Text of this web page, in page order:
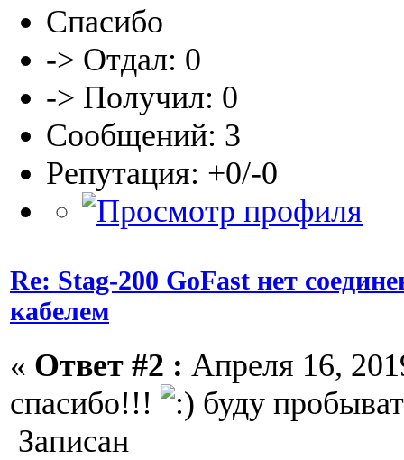
Спасибо
-> Отдал: 0
-> Получил: 0
Сообщений: 3
Репутация: +0/-0
Re: Stag-200 GoFast нет
кабелем
« Ответ #2 : Апреля 16,
спасибо!!!
буду
Записан